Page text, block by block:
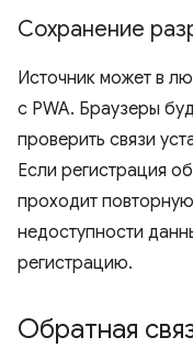
Сохранение
Источник может в
с PWA. Браузеры
проверить связи
Если регистрация
проходит
недоступности
регистрацию.
Обратная